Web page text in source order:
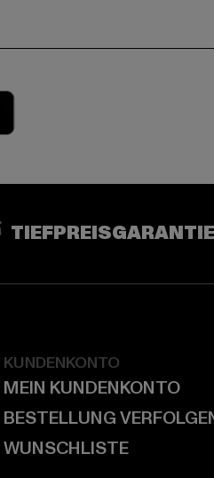
TIEFPREISGARANTIE
KUNDENKONTO
MEIN KUNDENKONTO
BESTELLUNG
WUNSCHLISTE